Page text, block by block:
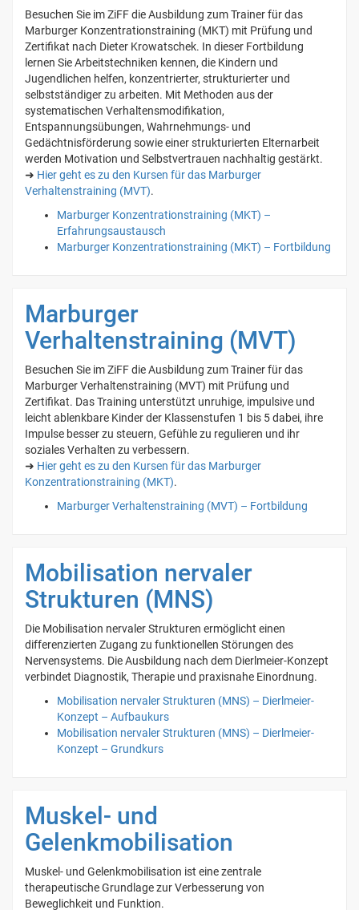
Besuchen Sie im ZiFF die Ausbildung zum Trainer für das
Marburger Konzentrationstraining (MKT) mit Prüfung und
Zertifikat nach Dieter Krowatschek. In dieser Fortbildung
lernen Sie Arbeitstechniken kennen, die Kindern und
Jugendlichen helfen, konzentrierter, strukturierter und
selbstständiger zu arbeiten. Mit Methoden aus der
systematischen Verhaltensmodifikation,
Entspannungsübungen, Wahrnehmungs- und
Gedächtnisförderung sowie einer strukturierten Elternarbeit
werden Motivation und Selbstvertrauen nachhaltig gestärkt.
➜ Hier geht es zu den Kursen für das Marburger
Verhaltenstraining (MVT).
Marburger Konzentrationstraining (MKT) –
Erfahrungsaustausch
Marburger Konzentrationstraining (MKT) – Fortbildung
Marburger
Verhaltenstraining (MVT)
Besuchen Sie im ZiFF die Ausbildung zum Trainer für das
Marburger Verhaltenstraining (MVT) mit Prüfung und
Zertifikat. Das Training unterstützt unruhige, impulsive und
leicht ablenkbare Kinder der Klassenstufen 1 bis 5 dabei, ihre
Impulse besser zu steuern, Gefühle zu regulieren und ihr
soziales Verhalten zu verbessern.
➜ Hier geht es zu den Kursen für das Marburger
Konzentrationstraining (MKT).
Marburger Verhaltenstraining (MVT) – Fortbildung
Mobilisation nervaler
Strukturen (MNS)
Die Mobilisation nervaler Strukturen ermöglicht einen
differenzierten Zugang zu funktionellen Störungen des
Nervensystems. Die Ausbildung nach dem Dierlmeier-Konzept
verbindet Diagnostik, Therapie und praxisnahe Einordnung.
Mobilisation nervaler Strukturen (MNS) – Dierlmeier-
Konzept – Aufbaukurs
Mobilisation nervaler Strukturen (MNS) – Dierlmeier-
Konzept – Grundkurs
Muskel- und
Gelenkmobilisation
Muskel- und Gelenkmobilisation ist eine zentrale
therapeutische Grundlage zur Verbesserung von
Beweglichkeit und Funktion.